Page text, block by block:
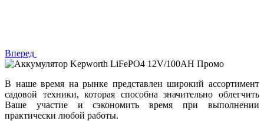
Вперед
В наше время на рынке представлен широкий ассортимент
садовой техники, которая способна значительно облегчить
Ваше участие и сэкономить время при выполнении
практически любой работы.